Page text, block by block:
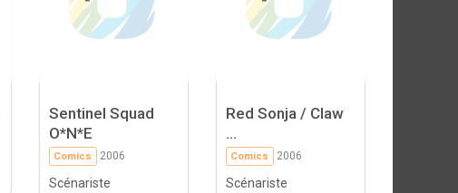
Sentinel Squad
O*N*E
Comics 2006
Scénariste
Red Sonja / Claw
...
Comics 2006
Scénariste